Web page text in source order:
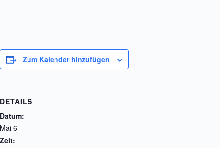
Zum Kalender hinzufügen
DETAILS
Datum:
Mai 6
Zeit: